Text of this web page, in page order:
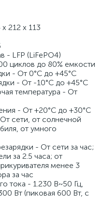
212 x 113
- LFP (LiFePO4)
циклов до 80% емкости
- От 0°С до +45°С
- От -10°С до +45°С
температура - От
- От +20°С до +30°С
сети, от солнечной
от умного
- От сети за час;
за 2.5 часа; от
менее 3
за час
тока - 1.230 В~50 Гц,
Вт (пиковая 600 Вт, с